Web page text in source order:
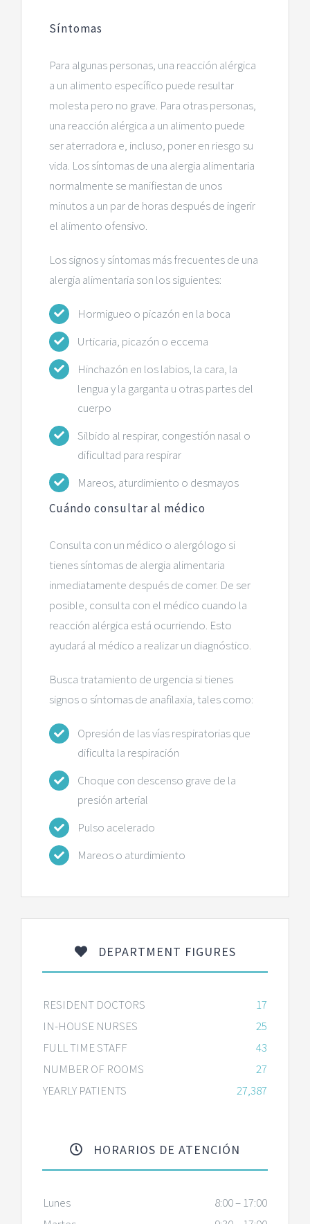
Síntomas
Para algunas personas, una reacción alérgica
a un alimento específico puede resultar
molesta pero no grave. Para otras personas,
una reacción alérgica a un alimento puede
ser aterradora e, incluso, poner en riesgo su
vida. Los síntomas de una alergia alimentaria
normalmente se manifiestan de unos
minutos a un par de horas después de ingerir
el alimento ofensivo.
Los signos y síntomas más frecuentes de una
alergia alimentaria son los siguientes:
Hormigueo o picazón en la boca
Urticaria, picazón o eccema
Hinchazón en los labios, la cara, la
lengua y la garganta u otras partes del
cuerpo
Silbido al respirar, congestión nasal o
dificultad para respirar
Mareos, aturdimiento o desmayos
Cuándo consultar al médico
Consulta con un médico o alergólogo si
tienes síntomas de alergia alimentaria
inmediatamente después de comer. De ser
posible, consulta con el médico cuando la
reacción alérgica está ocurriendo. Esto
ayudará al médico a realizar un diagnóstico.
Busca tratamiento de urgencia si tienes
signos o síntomas de anafilaxia, tales como:
Opresión de las vías respiratorias que
dificulta la respiración
Choque con descenso grave de la
presión arterial
Pulso acelerado
Mareos o aturdimiento
DEPARTMENT FIGURES
RESIDENT DOCTORS
17
IN-HOUSE NURSES
25
FULL TIME STAFF
43
NUMBER OF ROOMS
27
YEARLY PATIENTS
27,387
HORARIOS DE ATENCIÓN
Lunes
8:00 – 17:00